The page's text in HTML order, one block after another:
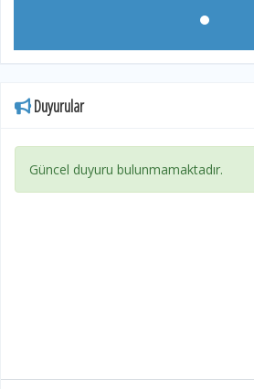
Duyurular
Güncel duyuru bulunmamaktadır.